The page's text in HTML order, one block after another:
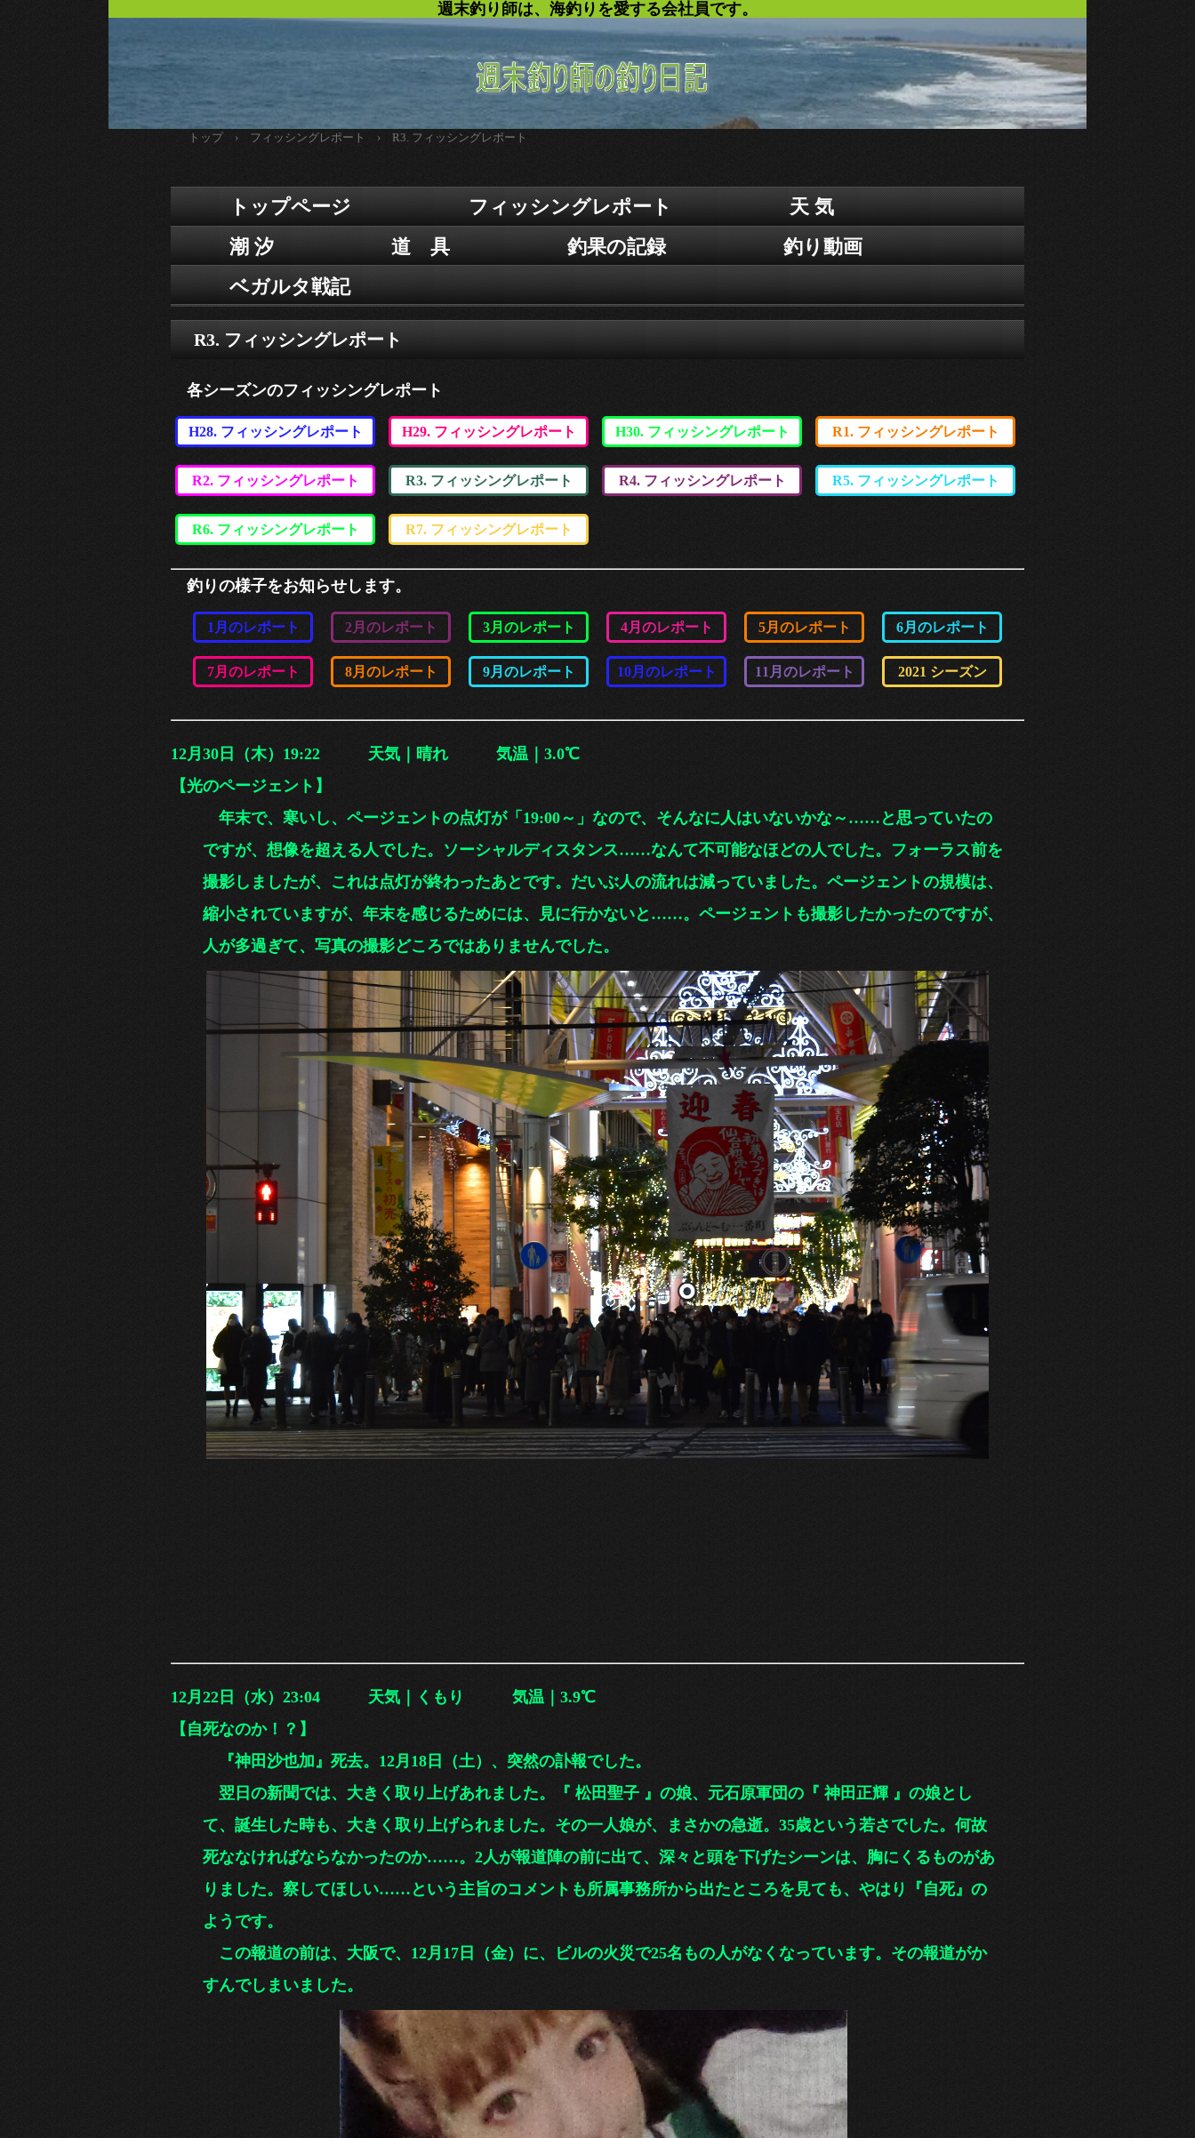
週末釣り師は、海釣りを愛する会社員です。
トップ › フィッシングレポート › R3. フィッシングレポート
トップページ フィッシングレポート
天 気
潮 汐
道 具 釣果の記録
釣り動画
ベガルタ戦記
R3. フィッシングレポート
各シーズンのフィッシングレポート
R1. フィッシングレポート
H30. フィッシングレポート
H29. フィッシングレポート
R5. フィッシングレポート
R4. フィッシングレポート
R3. フィッシングレポート
R7. フィッシングレポート
R6. フィッシングレポート
R2. フィッシングレポート
H28. フィッシングレポート
釣りの様子をお知らせします。
6月のレポート
5月のレポート
4月のレポート
3月のレポート
2月のレポート
2021 シーズン
11月のレポート
10月のレポート
9月のレポート
8月のレポート
7月のレポート
1月のレポート
12月30日（木）19:22 天気｜晴れ 気温｜3.0℃
【光のページェント】
年末で、寒いし、ページェントの点灯が「19:00～」なので、そんなに人はいないかな～……と思っていたの
ですが、 想像を超える人でした。ソーシャルディスタンス……なんて不可能なほどの人でした。フォーラス前を
撮影しましたが、これは点灯が終わったあとです。だいぶ人の流れは減っていました。ページェントの規模は、
縮小されていますが、年末を感じるためには、見に行かないと……。ページェントも撮影したかったのですが、
人が多過ぎて、写真の撮影どころではありませんでした。
12月22 日（水）23:04 天気｜くもり 気温｜3.9℃
【自死なのか！？】
『神田沙也加』死去。12月18日（土）、突然の訃報でした。
翌日の新聞では、大きく取り上げあれました。
『 松田聖子 』の娘、元石原軍団の『 神田正輝 』の娘とし
て、誕生した時も、大きく取り上げられました。その一人娘が、ま さかの急逝。35歳という若さでした。何故
死ななければならなかったのか……。2人が報道陣の前に出て、深々と頭を下げたシーンは、胸にくるものがあ
りました。察してほしい……という主旨のコメントも所属事務所から出たところを見ても、やはり『自死』の
ようです。
この報道の前は、大阪で、12月17日（金）に、ビルの火災で25名もの人がなくなっています。その報道がか
すんでしまいました。